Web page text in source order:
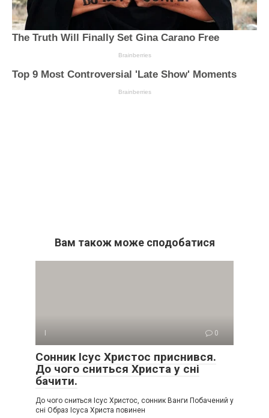
Вам також може сподобатися
0
Сонник Ісус Христос приснився.
До чого сниться Христа у сні
бачити.
До чого сниться Ісус Христос, сонник Ванги Побачений у
сні Образ Ісуса Христа повинен